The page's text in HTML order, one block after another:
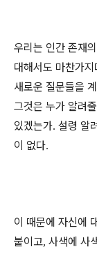
우리는 인간 존재
대해서도 마찬가지
새로운 질문들을
그것은 누가 알려
있겠는가. 설령 알
이 없다.
이 때문에 자신에
붙이고, 사색에 사